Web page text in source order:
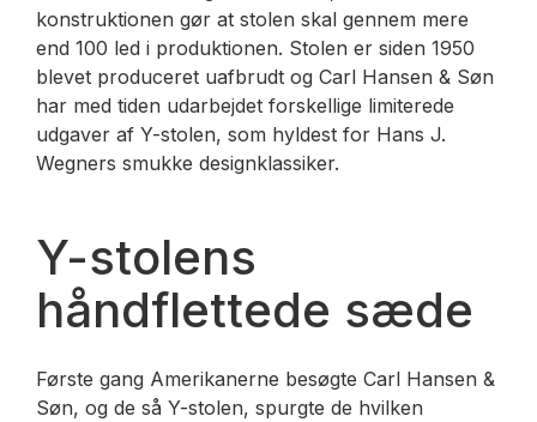
konstruktionen gør at stolen skal gennem mere
end 100 led i produktionen. Stolen er siden 1950
blevet produceret uafbrudt og Carl Hansen & Søn
har med tiden udarbejdet forskellige limiterede
udgaver af Y-stolen, som hyldest for Hans J.
Wegners smukke designklassiker.
Y-stolens
håndflettede sæde
Første gang Amerikanerne besøgte Carl Hansen &
Søn, og de så Y-stolen, spurgte de hvilken